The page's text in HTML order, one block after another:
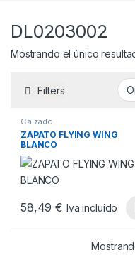
DL0203002
Mostrando el único
Filters
Calzado
ZAPATO FLYING WING
BLANCO
58,49€ Iva incluido
Este producto tiene